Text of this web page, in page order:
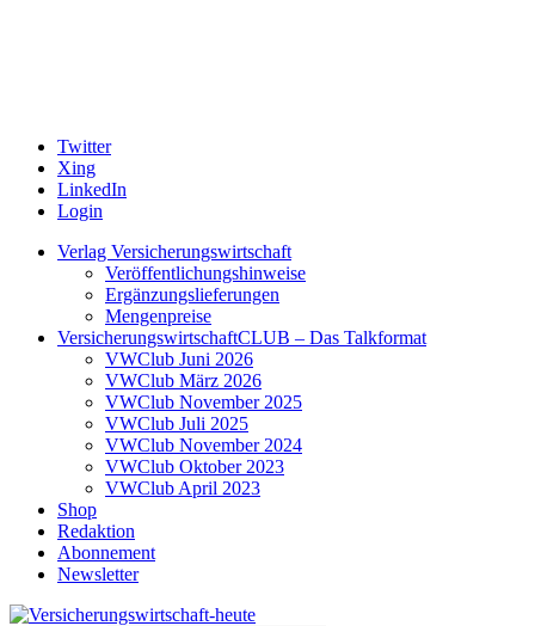
Twitter
Xing
LinkedIn
Login
Verlag Versicherungswirtschaft
Veröffentlichungshinweise
Ergänzungslieferungen
Mengenpreise
VersicherungswirtschaftCLUB – Das Talkformat
VWClub Juni 2026
VWClub März 2026
VWClub November 2025
VWClub Juli 2025
VWClub November 2024
VWClub Oktober 2023
VWClub April 2023
Shop
Redaktion
Abonnement
Newsletter